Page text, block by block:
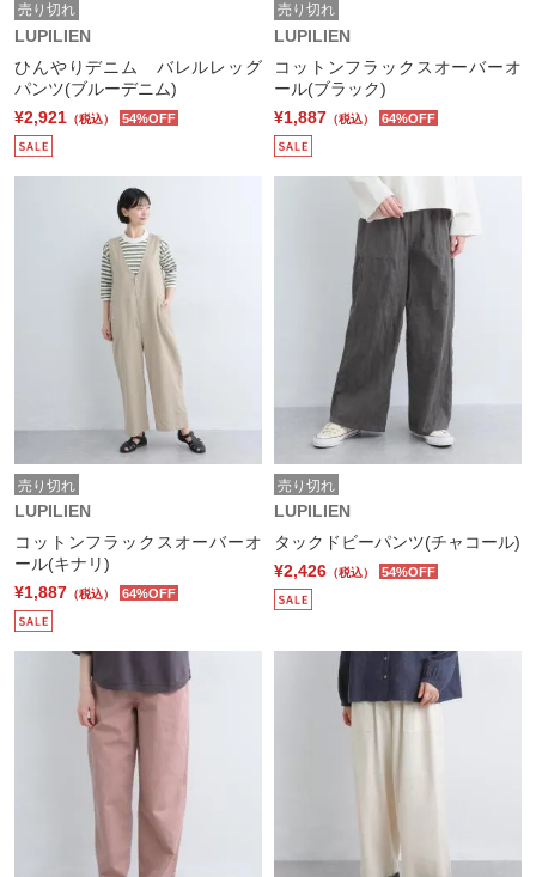
売り切れ
LUPILIEN
ひんやりデニム バレルレッグ
パンツ(ブルーデニム)
¥2,921 （税込） 54%OFF
売り切れ
LUPILIEN
コットンフラックスオーバーオ
ール(ブラック)
¥1,887 （税込） 64%OFF
売り切れ
LUPILIEN
コットンフラックスオーバーオ
ール(キナリ)
¥1,887 （税込） 64%OFF
売り切れ
LUPILIEN
タックドビーパンツ(チャコール)
¥2,426 （税込） 54%OFF